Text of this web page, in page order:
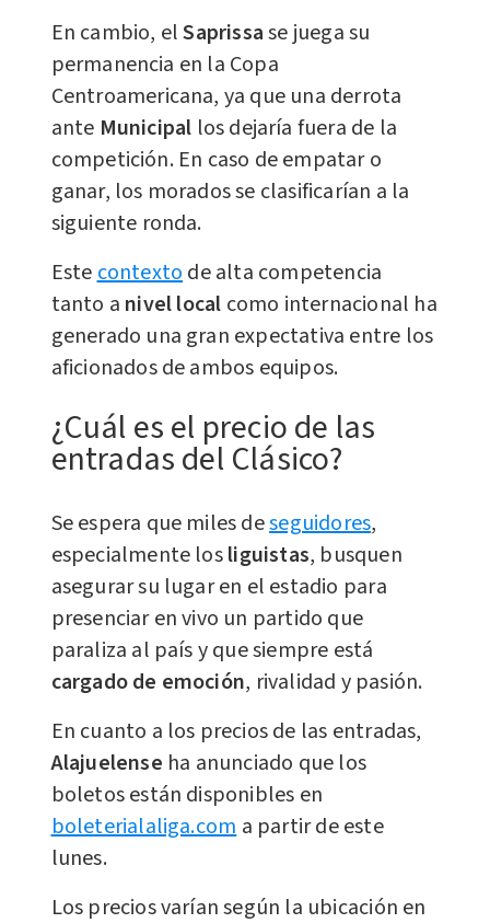
En cambio, elSaprissase juega su
permanencia en la Copa
Centroamericana, ya que una derrota
ante Municipal los dejaría fuera de la
competición. En caso de empatar o
ganar, los morados se clasificarían a la
siguiente ronda.
Estecontextode alta competencia
tanto a nivel local como internacional ha
generado una gran expectativa entre los
aficionados de ambos equipos.
¿Cuál es el precio de las
entradas del Clásico?
Se espera que miles deseguidores,
especialmente losliguistas, busquen
asegurar su lugar en el estadio para
presenciar en vivo un partido que
paraliza al país y que siempre está
cargado de emoción, rivalidad y pasión.
En cuanto a los precios de las entradas,
Alajuelense ha anunciado que los
boletos están disponibles en
boleterialaliga.coma partir de este
lunes.
Los precios varían según la ubicación en